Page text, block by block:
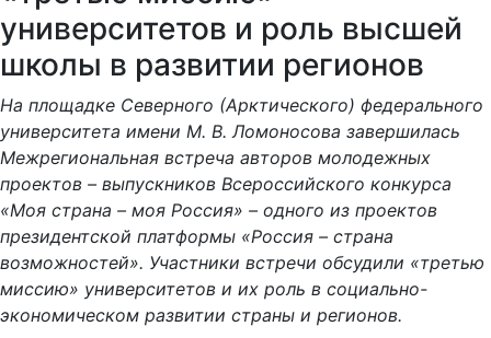
университетов и роль высшей
школы в развитии регионов
На площадке Северного (Арктического) федерального
университета имени М. В. Ломоносова завершилась
Межрегиональная встреча авторов молодежных
проектов – выпускников Всероссийского конкурса
«Моя страна – моя Россия» – одного из проектов
президентской платформы «Россия – страна
возможностей». Участники встречи обсудили «третью
миссию» университетов и их роль в социально-
экономическом развитии страны и регионов.